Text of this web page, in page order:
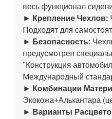
весь функционал
► Крепление Чехлов:
Подходят для
► Безопасность:
предусмотрен
"Конструкция
Международный
► Комбинации
Экокожа+Алькантара
► Варианты